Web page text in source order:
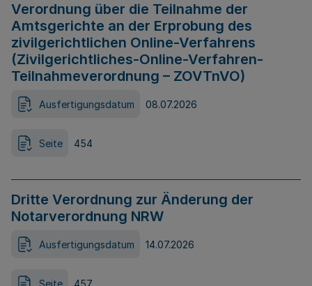
Verordnung über die Teilnahme der
Amtsgerichte an der Erprobung des
zivilgerichtlichen Online-Verfahrens
(Zivilgerichtliches-Online-Verfahren-
Teilnahmeverordnung – ZOVTnVO)
Ausfertigungsdatum 08.07.2026
Seite 454
Dritte Verordnung zur Änderung der
Notarverordnung NRW
Ausfertigungsdatum 14.07.2026
Seite 457